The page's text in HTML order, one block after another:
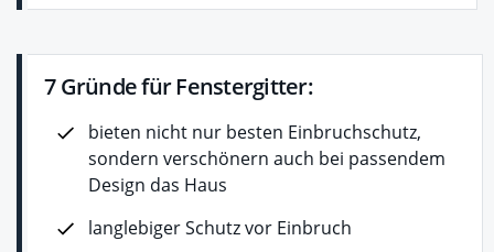
7 Gründe für Fenstergitter:
bieten nicht nur besten Einbruchschutz,
sondern verschönern auch bei passendem
Design das Haus
langlebiger Schutz vor Einbruch